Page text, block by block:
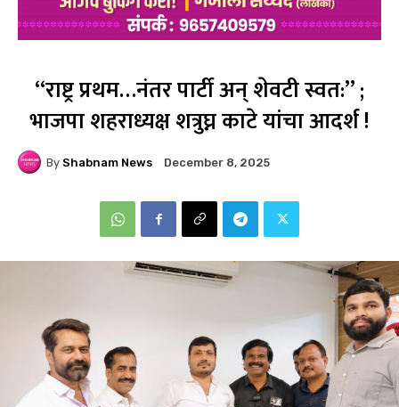
‘‘राष्ट्र प्रथम…नंतर पार्टी अन्‌ शेवटी स्वत:’’ ;
भाजपा शहराध्यक्ष शत्रुघ्न काटे यांचा आदर्श !
By Shabnam News December 8, 2025